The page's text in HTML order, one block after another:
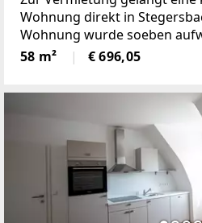
Wohnung direkt in
Wohnung wurde soeben
wurde unter anderem
erneuert und für einen
58 m² € 696,05